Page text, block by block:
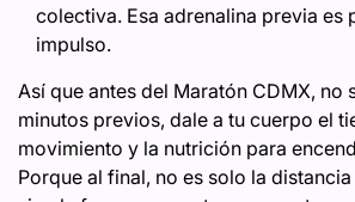
colectiva. Esa adrenalina previa es
impulso.
Así que antes del Maratón CDMX, no
minutos previos, dale a tu cuerpo el
movimiento y la nutrición para
Porque al final, no es solo la